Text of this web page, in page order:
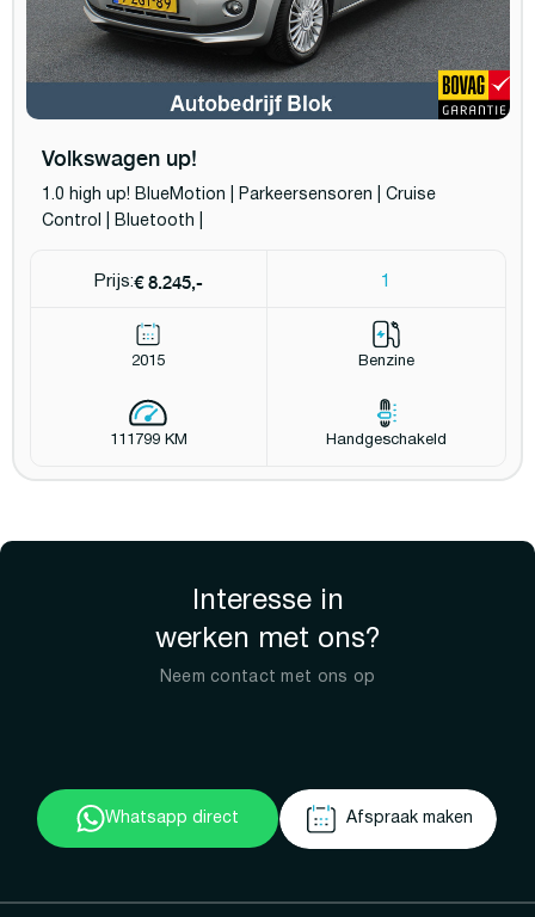
Volkswagen up!
1.0 high up! BlueMotion | Parkeersensoren | Cruise
Control | Bluetooth |
Prijs:€ 8.245,- 1
2015 Benzine
111799 KM Handgeschakeld
Interesse in
werken met ons?
Neem contact met ons op
Whatsapp direct Afspraak maken